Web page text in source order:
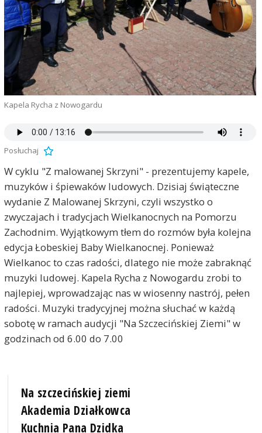
Kapela Rycha z Nowogardu
Posłuchaj
W cyklu "Z malowanej Skrzyni" - prezentujemy kapele,
muzyków i śpiewaków ludowych. Dzisiaj świąteczne
wydanie Z Malowanej Skrzyni, czyli wszystko o
zwyczajach i tradycjach Wielkanocnych na Pomorzu
Zachodnim. Wyjątkowym tłem do rozmów była kolejna
edycja Łobeskiej Baby Wielkanocnej. Ponieważ
Wielkanoc to czas radości, dlatego nie może zabraknąć
muzyki ludowej. Kapela Rycha z Nowogardu zrobi to
najlepiej, wprowadzając nas w wiosenny nastrój, pełen
radości. Muzyki tradycyjnej można słuchać w każdą
sobotę w ramach audycji "Na Szczecińskiej Ziemi" w
godzinach od 6.00 do 7.00
Na szczecińskiej ziemi
Akademia Działkowca
Kuchnia Pana Dzidka